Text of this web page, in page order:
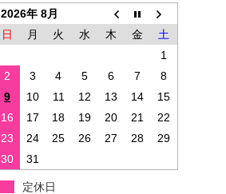
2026年 8月
日
月 火 水 木 金
土
1
2
3 4 5 6 7
8
9
10 11 12 13 14
15
16
17 18 19 20 21
22
23
24 25 26 27 28
29
30
31
定休日